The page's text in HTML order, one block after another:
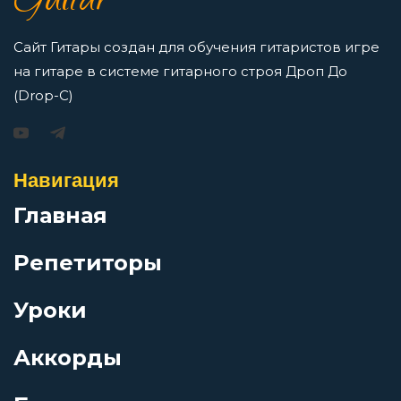
Ещё один дождь
Железный орех
За пижоном пижон
Зачем?
Просмотров: 16421 чел.
гитары
Перейти
Просмотров: 10506 чел.
Сайт Гитары создан для обучения гитаристов игре
на гитаре в системе гитарного строя Дроп До
(Drop-C)
Навигация
Главная
Репетиторы
Уроки
Аккорды